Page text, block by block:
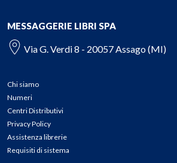
MESSAGGERIE LIBRI SPA
Via G. Verdi 8 - 20057 Assago (MI)
Chi siamo
Numeri
Centri Distributivi
Privacy Policy
Assistenza librerie
Requisiti di sistema